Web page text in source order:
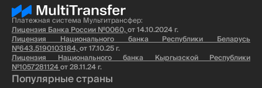
Платежная система Мультитрансфер:
Лицензия Банка России №0060,от 14.10.2024 г.
Лицензия Национального банка Республики Беларусь
№643.5190103184,от 17.10.25 г.
Лицензия Национального банка Кыргызской Республики
№1057281124от 28.11.24 г.
Популярные страны